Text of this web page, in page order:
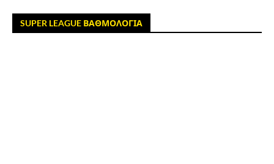
SUPER LEAGUE ΒΑΘΜΟΛΟΓΙΑ